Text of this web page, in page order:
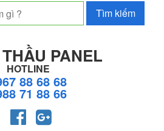
PANEL
HOTLINE
88 68 68
71 88 66